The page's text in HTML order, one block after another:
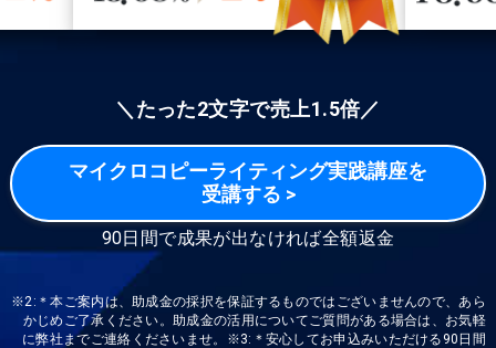
＼たった2文字で売上1.5倍／
マイクロコピーライティング実践講座を
受講する >
90日間で成果が出なければ全額返金
※2:＊本ご案内は、助成金の採択を保証するものではございませんので、あら
かじめご了承ください。助成金の活用についてご質問がある場合は、お気軽
に弊社までご連絡くださいませ。 ※3:＊安心してお申込みいただける90日間